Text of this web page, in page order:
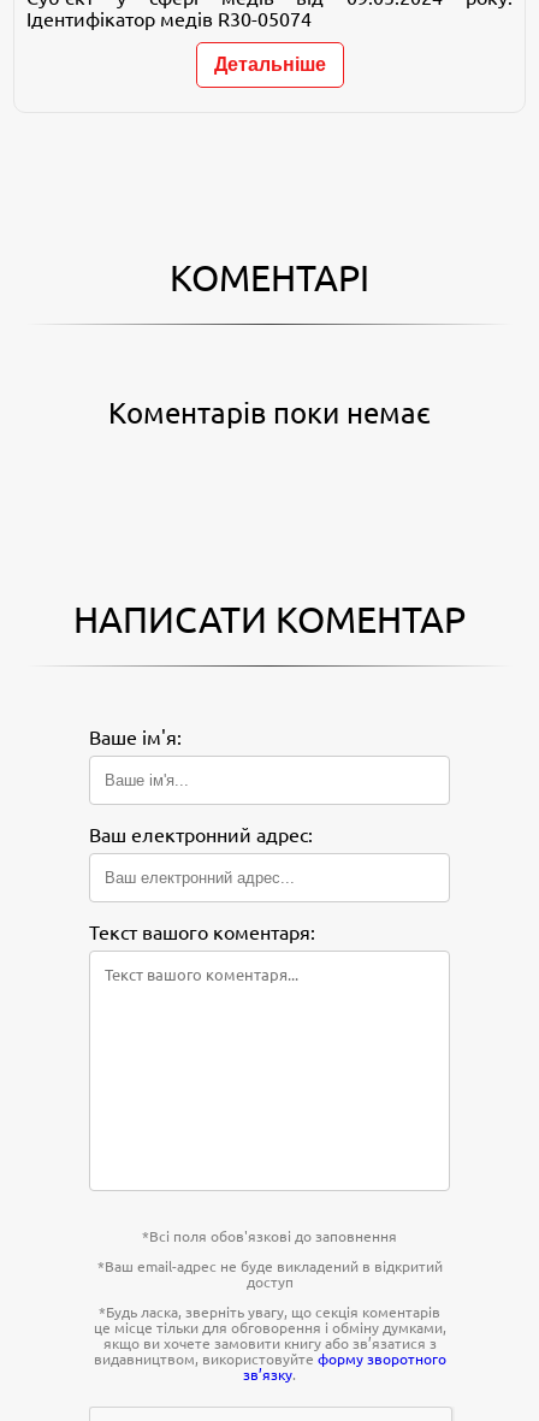
Ідентифікатор медів R30-05074
Детальніше
КОМЕНТАРІ
Коментарів поки немає
НАПИСАТИ КОМЕНТАР
Ваше ім'я:
Ваш електронний адрес:
Текст вашого коментаря:
*Всі поля обов'язкові до заповнення
*Ваш email-адрес не буде викладений в відкритий
доступ
*Будь ласка, зверніть увагу, що секція коментарів
це місце тільки для обговорення і обміну думками,
якщо ви хочете замовити книгу або зв’язатися з
видавництвом, використовуйте форму зворотного
зв’язку.